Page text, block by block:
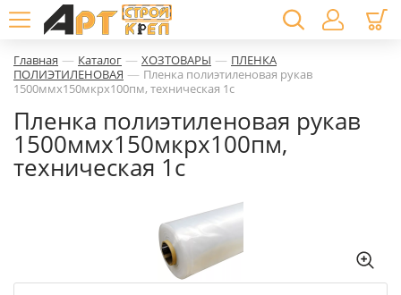
Главная — Каталог — ХОЗТОВАРЫ — ПЛЕНКА
ПОЛИЭТИЛЕНОВАЯ — Пленка полиэтиленовая рукав
1500ммх150мкрх100пм, техническая 1с
Пленка полиэтиленовая рукав
1500ммх150мкрх100пм,
техническая 1с